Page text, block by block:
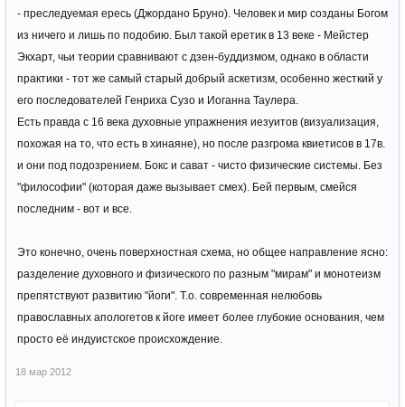
- преследуемая ересь (Джордано Бруно). Человек и мир созданы Богом
из ничего и лишь по подобию. Был такой еретик в 13 веке - Мейстер
Экхарт, чьи теории сравнивают с дзен-буддизмом, однако в области
практики - тот же самый старый добрый аскетизм, особенно жесткий у
его последователей Генриха Сузо и Иоганна Таулера.
Есть правда с 16 века духовные упражнения иезуитов (визуализация,
похожая на то, что есть в хинаяне), но после разгрома квиетисов в 17в.
и они под подозрением. Бокс и сават - чисто физические системы. Без
"философии" (которая даже вызывает смех). Бей первым, смейся
последним - вот и все.
Это конечно, очень поверхностная схема, но общее направление ясно:
разделение духовного и физического по разным "мирам" и монотеизм
препятствуют развитию "йоги". Т.о. современная нелюбовь
православных апологетов к йоге имеет более глубокие основания, чем
просто её индуистское происхождение.
18 мар 2012